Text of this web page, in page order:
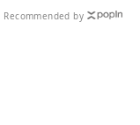
Recommended by